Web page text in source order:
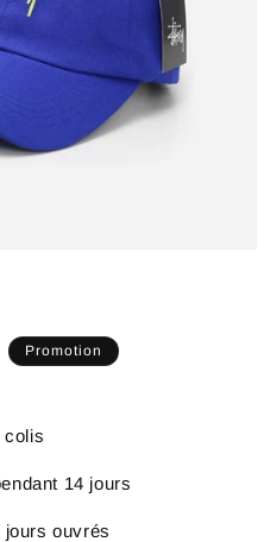
Promotion
colis
14 jours
ouvrés